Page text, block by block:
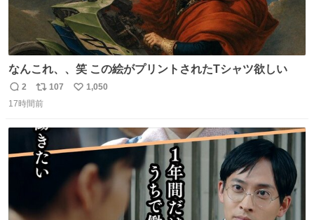
なんこれ、、笑 この絵がプリントされたTシャツ欲しい
返
信
2
リ
ポ
ト
数
107
い
数
1,050
17時間前